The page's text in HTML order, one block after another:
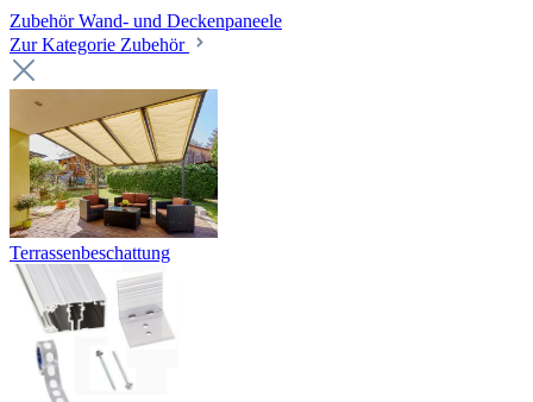
Zubehör Wand- und Deckenpaneele
Zur Kategorie Zubehör
Terrassenbeschattung